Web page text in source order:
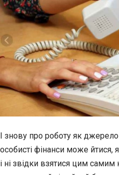
І знову про роботу як
особисті фінанси може йтися,
і ні звідки взятися цим